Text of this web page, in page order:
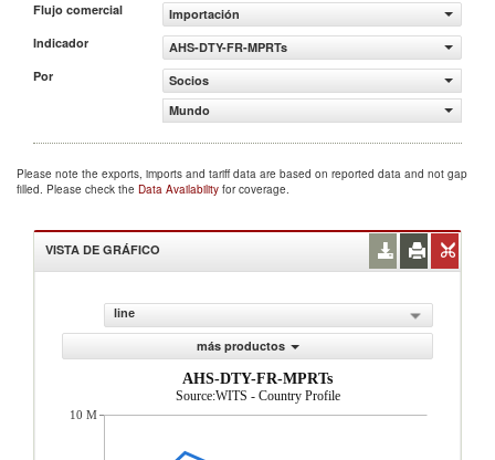
Flujo comercial
Importación
Indicador
AHS-DTY-FR-MPRTs
Por
Socios
Mundo
Please note the exports, imports and tariff data are based on reported data and not gap
filled. Please check the Data Availability for coverage.
VISTA DE GRÁFICO
line
más productos
AHS-DTY-FR-MPRTs
Source:WITS - Country Profile
10 M